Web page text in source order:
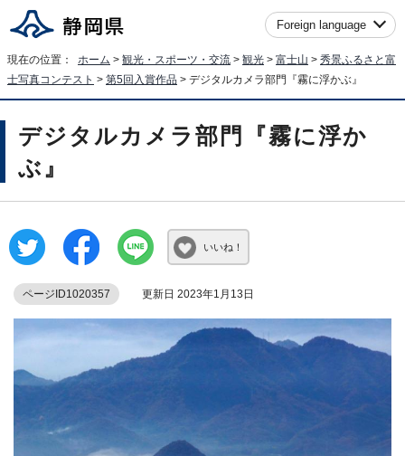
Foreign language
現在の位置： ホーム > 観光・スポーツ・交流 > 観光 > 富士山 > 秀景ふるさと富
士写真コンテスト > 第5回入賞作品 > デジタルカメラ部門『霧に浮かぶ』
デジタルカメラ部門『霧に浮か
ぶ』
いいね！
ページID1020357 更新日 2023年1月13日